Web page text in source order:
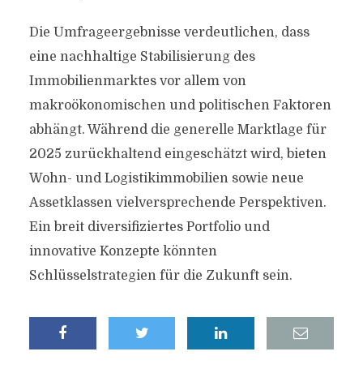
Die Umfrageergebnisse verdeutlichen, dass
eine nachhaltige Stabilisierung des
Immobilienmarktes vor allem von
makroökonomischen und politischen Faktoren
abhängt. Während die generelle Marktlage für
2025 zurückhaltend eingeschätzt wird, bieten
Wohn- und Logistikimmobilien sowie neue
Assetklassen vielversprechende Perspektiven.
Ein breit diversifiziertes Portfolio und
innovative Konzepte könnten
Schlüsselstrategien für die Zukunft sein.